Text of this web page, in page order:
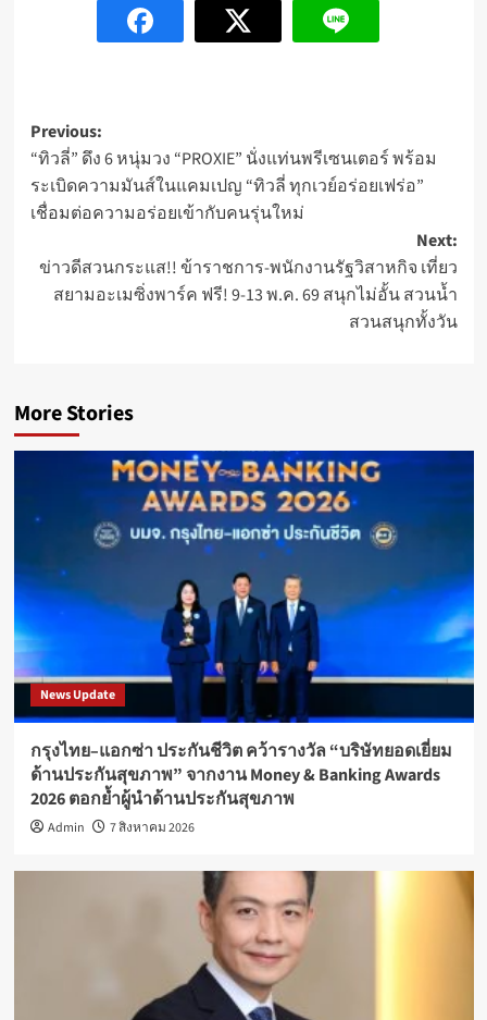
Post
navigation
Previous:
“ทิวลี่” ดึง 6 หนุ่มวง “PROXIE” นั่งแท่นพรีเซนเตอร์ พร้อม
ระเบิดความมันส์ในแคมเปญ “ทิวลี่ ทุกเวย์อร่อยเฟร่อ”
เชื่อมต่อความอร่อยเข้ากับคนรุ่นใหม่
Next:
ข่าวดีสวนกระแส!! ข้าราชการ-พนักงานรัฐวิสาหกิจ เที่ยว
สยามอะเมซิ่งพาร์ค ฟรี! 9-13 พ.ค. 69 สนุกไม่อั้น สวนน้ำ
สวนสนุกทั้งวัน
More Stories
News Update
กรุงไทย–แอกซ่า ประกันชีวิต คว้ารางวัล “บริษัทยอดเยี่ยม
ด้านประกันสุขภาพ” จากงาน Money & Banking Awards
2026 ตอกย้ำผู้นำด้านประกันสุขภาพ
Admin 7 สิงหาคม 2026